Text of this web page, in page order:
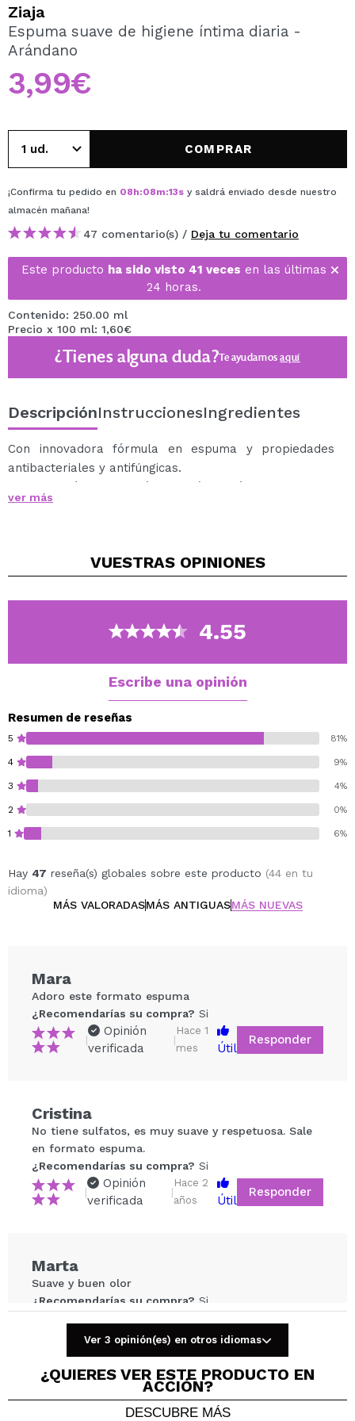
Al crear una cuenta en Maquillalia.com podrás realizar
tus compras rápidamente, revisar el estado de tus
Ziaja
Espuma suave de higiene íntima diaria -
Arándano
3,99€
COMPRAR
¡Confirma tu pedido en 08h:08m:12s y saldrá enviado desde nuestro
almacén mañana!
47 comentario(s) / Deja tu comentario
Este producto ha sido visto 41 veces en las últimas
24 horas.
Contenido: 250.00 ml
Precio x 100 ml: 1,60€
¿Tienes alguna duda?Te ayudamosaquí
DescripciónInstruccionesIngredientes
Con innovadora fórmula en espuma y propiedades
antibacteriales y antifúngicas.
Contiene néctar de arándano, ácido láctico regulador
del pH y una novedad en higiene íntima: ácido úrico
Protege la zona mucosa, calma irritaciones y escozor.
Contiene sustancias delicadas para el lavado.
A partir de 12 años.
ver más
VUESTRAS OPINIONES
4.55
Escribe una opinión
Resumen de reseñas
5 81%
4 9%
3 4%
2 0%
1 6%
Hay 47 reseña(s) globales sobre este producto (44 en tu
idioma)
MÁS VALORADASMÁS ANTIGUASMÁS NUEVAS
Compartir un vídeo o una foto
Tu vídeo podría ser el primero. Imagínatelo...
¿Recomendarías su compra? Si No
Mara
Adoro este formato espuma
¿Recomendarías su compra? Si
|
Opinión
verificada
|
Hace 1
mes
Útil
Responder
Cristina
No tiene sulfatos, es muy suave y respetuosa. Sale
en formato espuma.
¿Recomendarías su compra? Si
|
Opinión
verificada
|
Hace 2
años
Útil
Responder
Marta
Suave y buen olor
¿Recomendarías su compra? Si
|
verificada
|
años
Útil
Responder
Cristina
Me encanta, huele muy bien y es muy agradable, no
Ver 3 opinión(es) en otros idiomas
¿QUIERES VER ESTE PRODUCTO EN
ACCIÓN?
DESCUBRE MÁS